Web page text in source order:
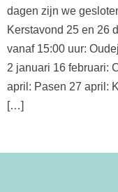
dagen zijn we
Kerstavond 25 en 26
vanaf 15:00 uur:
2 januari 16 februari:
april: Pasen 27 april:
[…]